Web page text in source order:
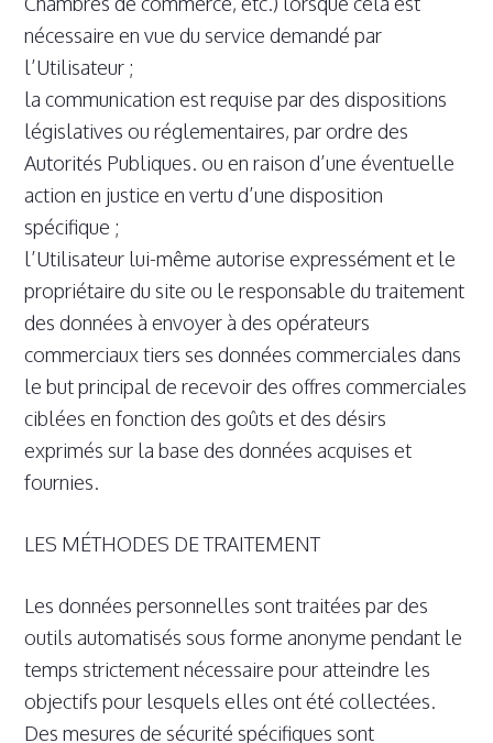
nécessaire en vue du service demandé par
l’Utilisateur ;
la communication est requise par des dispositions
législatives ou réglementaires, par ordre des
Autorités Publiques. ou en raison d’une éventuelle
action en justice en vertu d’une disposition
spécifique ;
l’Utilisateur lui-même autorise expressément et le
propriétaire du site ou le responsable du traitement
des données à envoyer à des opérateurs
commerciaux tiers ses données commerciales dans
le but principal de recevoir des offres commerciales
ciblées en fonction des goûts et des désirs
exprimés sur la base des données acquises et
fournies.
LES MÉTHODES DE TRAITEMENT
Les données personnelles sont traitées par des
outils automatisés sous forme anonyme pendant le
temps strictement nécessaire pour atteindre les
objectifs pour lesquels elles ont été collectées.
Des mesures de sécurité spécifiques sont